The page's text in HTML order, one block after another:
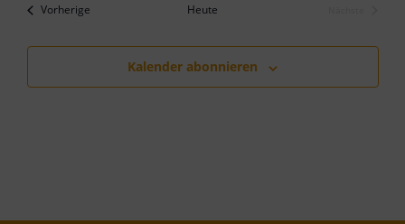
VorherigeVeranstaltungen Heute
Kalender abonnieren